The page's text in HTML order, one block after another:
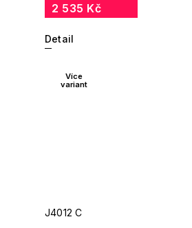
2 535 Kč
Detail
Více
variant
J4012 C